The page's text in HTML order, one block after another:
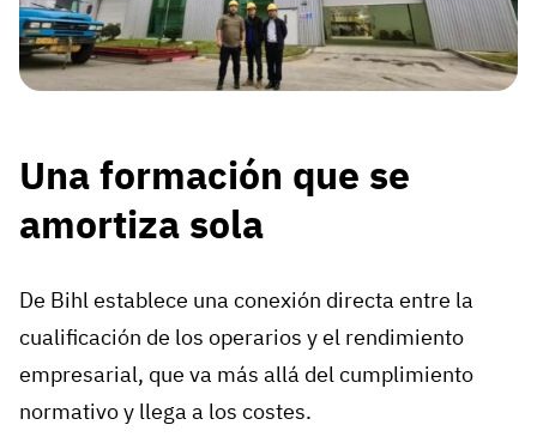
Una formación que se
amortiza sola
De Bihl establece una conexión directa entre la
cualificación de los operarios y el rendimiento
empresarial, que va más allá del cumplimiento
normativo y llega a los costes.